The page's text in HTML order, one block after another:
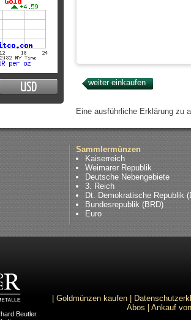
USD
Eine ausführliche Erklärung zu
Sammlermünzen
Kaiserreich
Weimarer Republik
Deutsche Nebengebiete
3. Reich
Dt. Demokratische Republik
Bundesrepublik (BRD)
Euro
Beutler.
Goldmünzen kaufen
Abos
Ankauf